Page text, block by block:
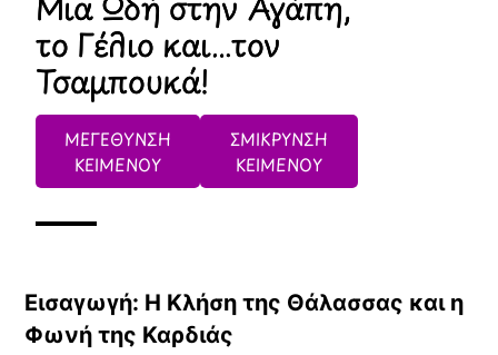
το Γέλιο και…τον
Τσαμπουκά!
ΜΕΓΕΘΥΝΣΗ
ΚΕΙΜΕΝΟΥ
ΣΜΙΚΡΥΝΣΗ
ΚΕΙΜΕΝΟΥ
Εισαγωγή: Η Κλήση της Θάλασσας και η
Φωνή της Καρδιάς